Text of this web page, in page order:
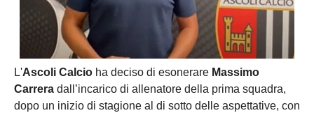
L'Ascoli Calcio ha deciso di esonerare Massimo
Carrera dall’incarico di allenatore della prima squadra,
dopo un inizio di stagione al di sotto delle aspettative, con